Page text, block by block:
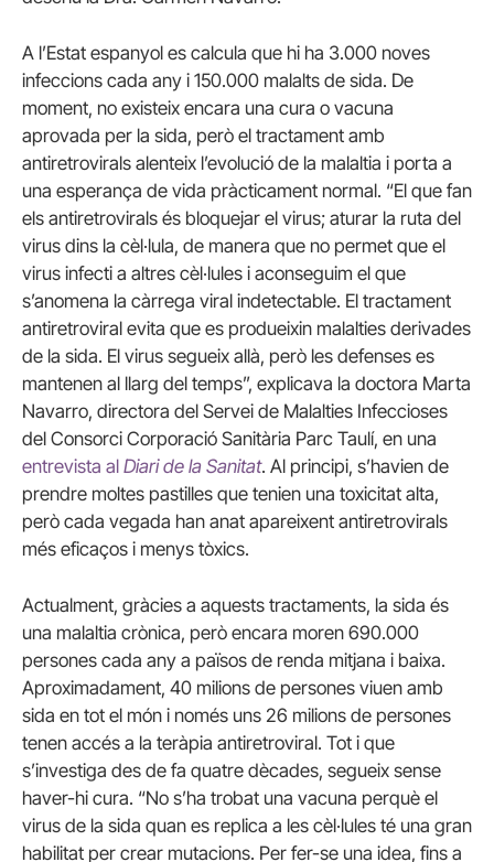
A l’Estat espanyol es calcula que hi ha 3.000 noves
infeccions cada any i 150.000 malalts de sida. De
moment, no existeix encara una cura o vacuna
aprovada per la sida, però el tractament amb
antiretrovirals alenteix l’evolució de la malaltia i porta a
una esperança de vida pràcticament normal. “El que fan
els antiretrovirals és bloquejar el virus; aturar la ruta del
virus dins la cèl·lula, de manera que no permet que el
virus infecti a altres cèl·lules i aconseguim el que
s’anomena la càrrega viral indetectable. El tractament
antiretroviral evita que es produeixin malalties derivades
de la sida. El virus segueix allà, però les defenses es
mantenen al llarg del temps”, explicava la doctora Marta
Navarro, directora del Servei de Malalties Infeccioses
del Consorci Corporació Sanitària Parc Taulí, en una
entrevista al Diari de la Sanitat. Al principi, s’havien de
prendre moltes pastilles que tenien una toxicitat alta,
però cada vegada han anat apareixent antiretrovirals
més eficaços i menys tòxics.
Actualment, gràcies a aquests tractaments, la sida és
una malaltia crònica, però encara moren 690.000
persones cada any a països de renda mitjana i baixa.
Aproximadament, 40 milions de persones viuen amb
sida en tot el món i només uns 26 milions de persones
tenen accés a la teràpia antiretroviral. Tot i que
s’investiga des de fa quatre dècades, segueix sense
haver-hi cura. “No s’ha trobat una vacuna perquè el
virus de la sida quan es replica a les cèl·lules té una gran
habilitat per crear mutacions. Per fer-se una idea, fins a